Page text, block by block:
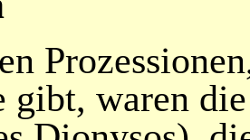
gibt, waren